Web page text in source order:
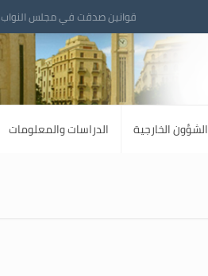
قوانين صدقت في مجلس النواب
الشؤون الخارجية الدراسات والمعلومات